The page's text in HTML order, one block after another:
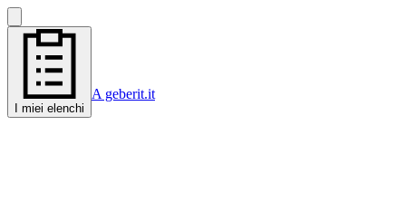
I miei elenchi
A geberit.it